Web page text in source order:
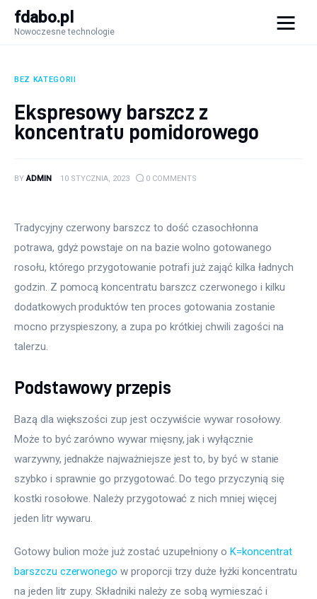
fdabo.pl
Nowoczesne technologie
fdabo.pl
Nowoczesne technologie
Informatyka
Systemy dla firm
Porady
BEZ KATEGORII
Ekspresowy barszcz z
koncentratu pomidorowego
BY ADMIN 10 STYCZNIA, 2023 0 COMMENTS
Tradycyjny czerwony barszcz to dość czasochłonna
potrawa, gdyż powstaje on na bazie wolno gotowanego
rosołu, którego przygotowanie potrafi już zająć kilka ładnych
godzin. Z pomocą koncentratu barszcz czerwonego i kilku
dodatkowych produktów ten proces gotowania zostanie
mocno przyspieszony, a zupa po krótkiej chwili zagości na
talerzu.
Podstawowy przepis
Bazą dla większości zup jest oczywiście wywar rosołowy.
Może to być zarówno wywar mięsny, jak i wyłącznie
warzywny, jednakże najważniejsze jest to, by być w stanie
szybko i sprawnie go przygotować. Do tego przyczynią się
kostki rosołowe. Należy przygotować z nich mniej więcej
jeden litr wywaru.
Gotowy bulion może już zostać uzupełniony o K=koncentrat
barszczu czerwonego w proporcji trzy duże łyżki koncentratu
na jeden litr zupy. Składniki należy ze sobą wymieszać i